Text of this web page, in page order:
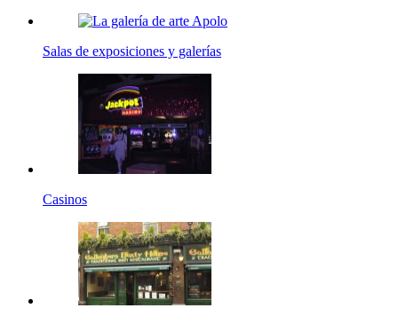
Salas de exposiciones y galerías
Casinos